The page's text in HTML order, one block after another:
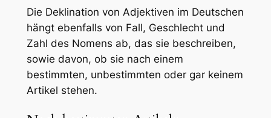
Die Deklination von Adjektiven im Deutschen
hängt ebenfalls von Fall, Geschlecht und
Zahl des Nomens ab, das sie beschreiben,
sowie davon, ob sie nach einem
bestimmten, unbestimmten oder gar keinem
Artikel stehen.